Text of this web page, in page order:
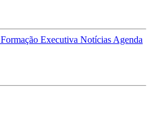
Formação Executiva Notícias Agenda